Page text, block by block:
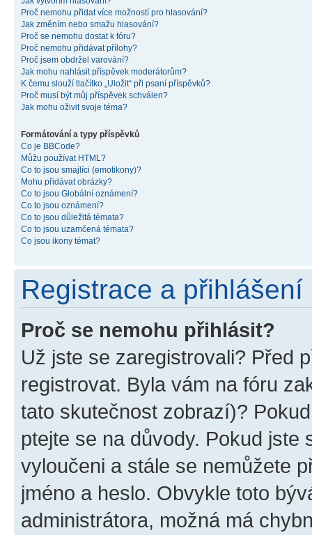
Proč nemohu přidat více možností pro hlasování?
Jak změním nebo smažu hlasování?
Proč se nemohu dostat k fóru?
Proč nemohu přidávat přílohy?
Proč jsem obdržel varování?
Jak mohu nahlásit příspěvek moderátorům?
K čemu slouží tlačítko „Uložit“ při psaní příspěvků?
Proč musí být můj příspěvek schválen?
Jak mohu oživit svoje téma?
Formátování a typy příspěvků
Co je BBCode?
Můžu používat HTML?
Co to jsou smajlíci (emotikony)?
Mohu přidávat obrázky?
Co to jsou Globální oznámení?
Co to jsou oznámení?
Co to jsou důležitá témata?
Co to jsou uzamčená témata?
Co jsou ikony témat?
Registrace a přihlášení
Proč se nemohu přihlásit?
Už jste se zaregistrovali? Před
registrovat. Byla vám na fóru
tato skutečnost zobrazí)?
ptejte se na důvody. Pokud jste
vyloučeni a stále se nemůžete
jméno a heslo. Obvykle toto
administrátora, možná má